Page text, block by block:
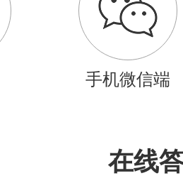
手机微信端
在线